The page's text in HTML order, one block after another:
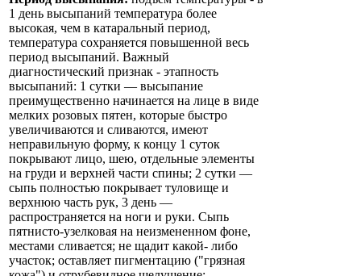
1 день высыпаний температура более
высокая, чем в катаральный период,
температура сохраняется повышенной весь
период высыпаний. Важный
диагностический признак - этапность
высыпаний: 1 сутки — высыпание
преимущественно начинается на лице в виде
мелких розовых пятен, которые быстро
увеличиваются и сливаются, имеют
неправильную форму, к концу 1 суток
покрывают лицо, шею, отдельные элементы
на груди и верхней части спины; 2 сутки —
сыпь полностью покрывает туловище и
верхнюю часть рук, 3 день —
распространяется на ноги и руки. Сыпь
пятнисто-узелковая на неизмененном фоне,
местами сливается; не щадит какой- либо
участок; оставляет пигментацию ("грязная